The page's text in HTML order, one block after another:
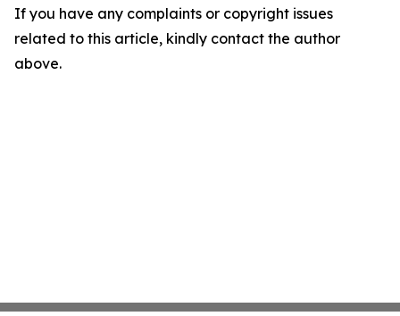
If you have any complaints or copyright issues
related to this article, kindly contact the author
above.